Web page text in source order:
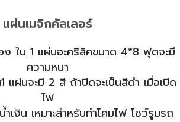
แผ่นเมจิกคัลเลอร์
ง ใน 1 แผ่นอะคริลิคขนาด 4*8 ฟุตจะมี
ความหนา
แผ่นจะมี 2 สี ถ้าปิดจะเป็นสีดำ เมื่อเปิด
ไฟ
เงิน เหมาะสำหรับทำโคมไฟ โชว์รูมรถ